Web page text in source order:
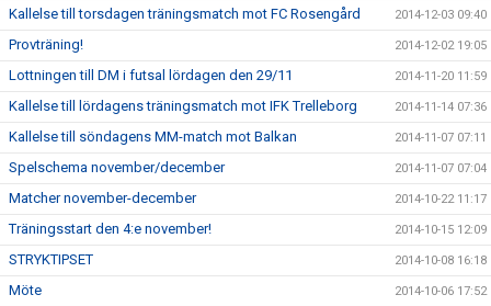
Kallelse till torsdagen träningsmatch mot FC Rosengård 2014-12-03 09:40
Provträning! 2014-12-02 19:05
Lottningen till DM i futsal lördagen den 29/11 2014-11-20 11:59
Kallelse till lördagens träningsmatch mot IFK Trelleborg 2014-11-14 07:36
Kallelse till söndagens MM-match mot Balkan 2014-11-07 07:11
Spelschema november/december 2014-11-07 07:04
Matcher november-december 2014-10-22 11:17
Träningsstart den 4:e november! 2014-10-15 12:09
STRYKTIPSET 2014-10-08 16:18
Möte 2014-10-06 17:52